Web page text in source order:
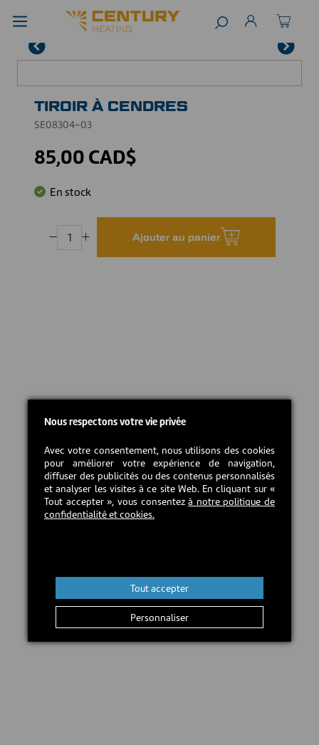
TIROIR À CENDRES
SE08304-03
85,00 CAD$
En stock
Ajouter au panier
Nous respectons votre vie privée
Avec votre consentement, nous utilisons des cookies
pour améliorer votre expérience de navigation,
diffuser des publicités ou des contenus personnalisés
et analyser les visites à ce site Web. En cliquant sur «
Tout accepter », vous consentezà notre politique de
confidentialité et cookies.
Personnaliser
Tout accepter